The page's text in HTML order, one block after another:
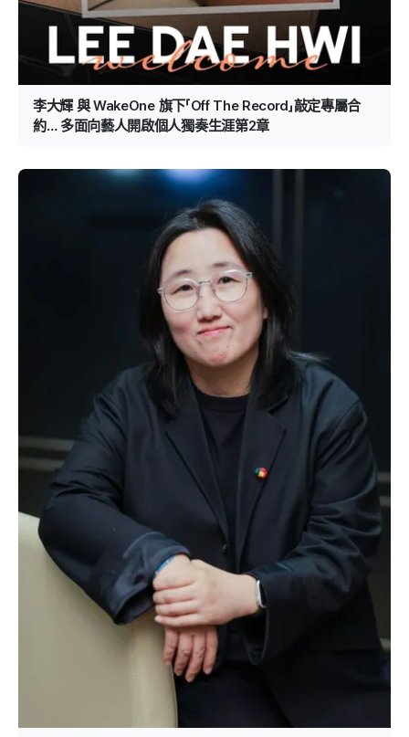
李大輝 與 WakeOne 旗下「Off The Record」敲定專屬合
約… 多面向藝人開啟個人獨奏生涯第2章